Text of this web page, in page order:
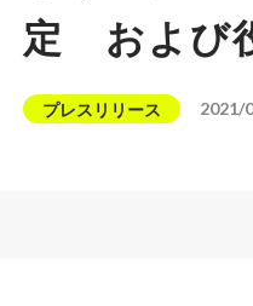
定 および
プレスリリース 2021/